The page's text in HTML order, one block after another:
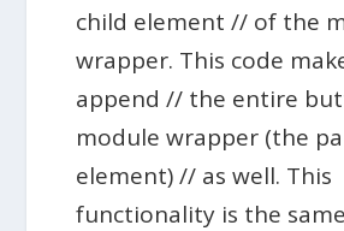
child element // of the
wrapper. This code
append // the entire
module wrapper (the
element) // as well. This
functionality is the